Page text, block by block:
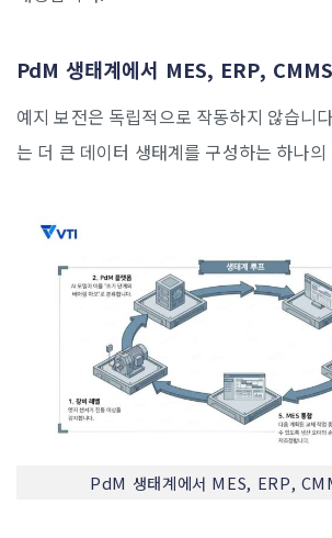
PdM 생태계에서 MES, ERP,
예지 보전은 독립적으로 작동하지 않습니
는 더 큰 데이터 생태계를 구성하는 하나
PdM 생태계에서 MES, ERP,